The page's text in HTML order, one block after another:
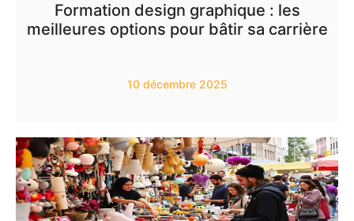
Formation design graphique : les
meilleures options pour bâtir sa carrière
10 décembre 2025